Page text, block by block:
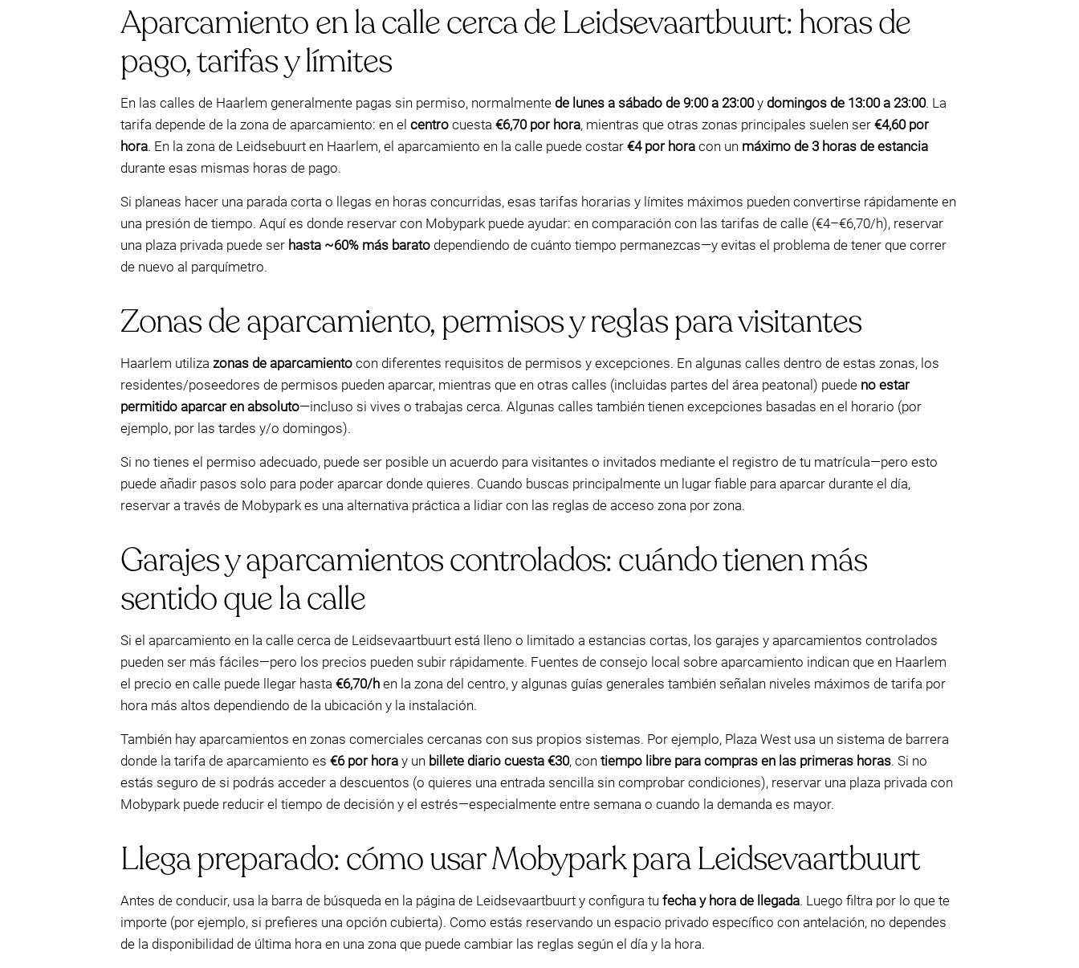
Aparcamiento en la calle cerca de Leidsevaartbuurt: horas de
pago, tarifas y límites
En las calles de Haarlem generalmente pagas sin permiso, normalmente de lunes a sábado de 9:00 a 23:00y domingos de 13:00 a 23:00. La
tarifa depende de la zona de aparcamiento: en el centro cuesta €6,70 por hora, mientras que otras zonas principales suelen ser €4,60 por
hora. En la zona de Leidsebuurt en Haarlem, el aparcamiento en la calle puede costar €4 por hora con un máximo de 3 horas de estancia
durante esas mismas horas de pago.
Si planeas hacer una parada corta o llegas en horas concurridas, esas tarifas horarias y límites máximos pueden convertirse rápidamente en
una presión de tiempo. Aquí es donde reservar con Mobypark puede ayudar: en comparación con las tarifas de calle (€4–€6,70/h), reservar
una plaza privada puede ser hasta ~60% más barato dependiendo de cuánto tiempo permanezcas—y evitas el problema de tener que correr
de nuevo al parquímetro.
Zonas de aparcamiento, permisos y reglas para visitantes
Haarlem utiliza zonas de aparcamiento con diferentes requisitos de permisos y excepciones. En algunas calles dentro de estas zonas, los
residentes/poseedores de permisos pueden aparcar, mientras que en otras calles (incluidas partes del área peatonal) puede no estar
permitido aparcar en absoluto—incluso si vives o trabajas cerca. Algunas calles también tienen excepciones basadas en el horario (por
ejemplo, por las tardes y/o domingos).
Si no tienes el permiso adecuado, puede ser posible un acuerdo para visitantes o invitados mediante el registro de tu matrícula—pero esto
puede añadir pasos solo para poder aparcar donde quieres. Cuando buscas principalmente un lugar fiable para aparcar durante el día,
reservar a través de Mobypark es una alternativa práctica a lidiar con las reglas de acceso zona por zona.
Garajes y aparcamientos controlados: cuándo tienen más
sentido que la calle
Si el aparcamiento en la calle cerca de Leidsevaartbuurt está lleno o limitado a estancias cortas, los garajes y aparcamientos controlados
pueden ser más fáciles—pero los precios pueden subir rápidamente. Fuentes de consejo local sobre aparcamiento indican que en Haarlem
el precio en calle puede llegar hasta €6,70/h en la zona del centro, y algunas guías generales también señalan niveles máximos de tarifa por
hora más altos dependiendo de la ubicación y la instalación.
También hay aparcamientos en zonas comerciales cercanas con sus propios sistemas. Por ejemplo, Plaza West usa un sistema de barrera
donde la tarifa de aparcamiento es €6 por hora y un billete diario cuesta €30, con tiempo libre para compras en las primeras horas. Si no
estás seguro de si podrás acceder a descuentos (o quieres una entrada sencilla sin comprobar condiciones), reservar una plaza privada con
Mobypark puede reducir el tiempo de decisión y el estrés—especialmente entre semana o cuando la demanda es mayor.
Llega preparado: cómo usar Mobypark para Leidsevaartbuurt
Antes de conducir, usa la barra de búsqueda en la página de Leidsevaartbuurt y configura tu fecha y hora de llegada. Luego filtra por lo que te
importe (por ejemplo, si prefieres una opción cubierta). Como estás reservando un espacio privado específico con antelación, no dependes
de la disponibilidad de última hora en una zona que puede cambiar las reglas según el día y la hora.